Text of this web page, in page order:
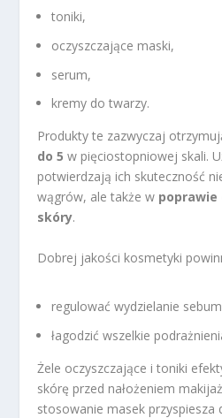
toniki,
oczyszczające maski,
serum,
kremy do twarzy.
Produkty te zazwyczaj
do 5 w pięciostopniowej skali.
potwierdzają ich skuteczność
wągrów, ale także w poprawie
skóry.
Dobrej jakości kosmetyki
regulować wydzielanie
łagodzić wszelkie
Żele oczyszczające i toniki
skórę przed nałożeniem
stosowanie masek przyspiesza